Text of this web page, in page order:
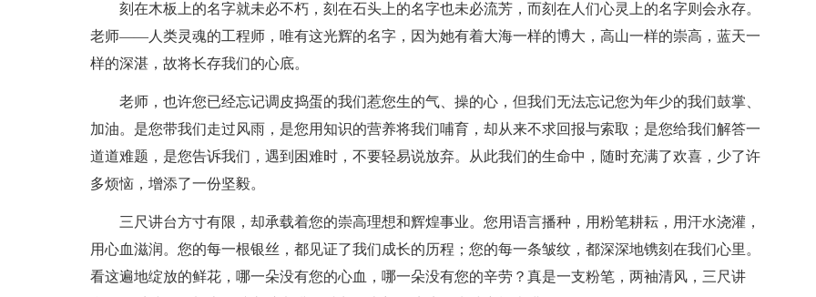
刻在木板上的名字就未必不朽，刻在石头上的名字也未必流芳，而刻在人们心灵上的名字则会永存。
老师——人类灵魂的工程师，唯有这光辉的名字，因为她有着大海一样的博大，高山一样的崇高，蓝天一
样的深湛，故将长存我们的心底。
老师，也许您已经忘记调皮捣蛋的我们惹您生的气、操的心，但我们无法忘记您为年少的我们鼓掌、
加油。是您带我们走过风雨，是您用知识的营养将我们哺育，却从来不求回报与索取；是您给我们解答一
道道难题，是您告诉我们，遇到困难时，不要轻易说放弃。从此我们的生命中，随时充满了欢喜，少了许
多烦恼，增添了一份坚毅。
三尺讲台方寸有限，却承载着您的崇高理想和辉煌事业。您用语言播种，用粉笔耕耘，用汗水浇灌，
用心血滋润。您的每一根银丝，都见证了我们成长的历程；您的每一条皱纹，都深深地镌刻在我们心里。
看这遍地绽放的鲜花，哪一朵没有您的心血，哪一朵没有您的辛劳？真是一支粉笔，两袖清风，三尺讲